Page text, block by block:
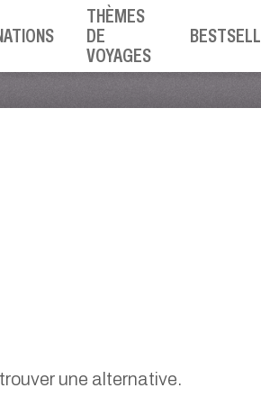
THÈMES
DE
VOYAGES
une alternative.